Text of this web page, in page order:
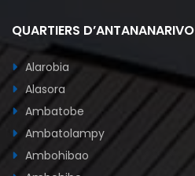
QUARTIERS D’ANTANANARIVO
Alarobia
Alasora
Ambatobe
Ambatolampy
Ambohibao